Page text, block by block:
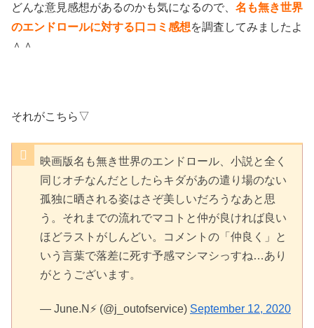
どんな意見感想があるのかも気になるので、 名も無き世界
のエンドロールに対する口コミ感想を調査してみましたよ
＾＾
それがこちら▽
映画版名も無き世界のエンドロール、小説と全く
同じオチなんだとしたらキダがあの遣り場のない
孤独に晒される姿はさぞ美しいだろうなあと思
う。それまでの流れでマコトと仲が良ければ良い
ほどラストがしんどい。コメントの「仲良く」と
いう言葉で落差に死す予感マシマシっすね…あり
がとうございます。
— June.N⚡ (@j_outofservice) September 12, 2020